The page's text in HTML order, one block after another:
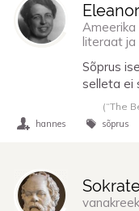
Ameerika
literaat ja
Sõprus
selleta ei
(“The
hannes sõprus